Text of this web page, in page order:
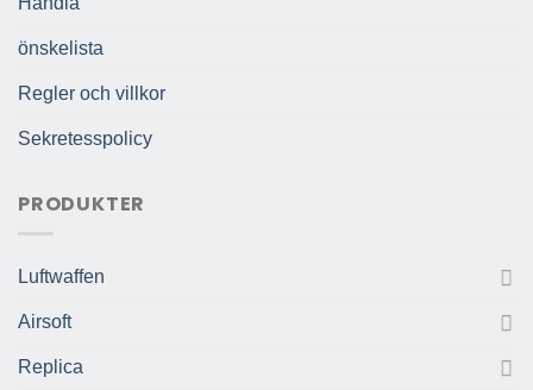
önskelista
Regler och villkor
Sekretesspolicy
PRODUKTER
Luftwaffen
Airsoft
Replica